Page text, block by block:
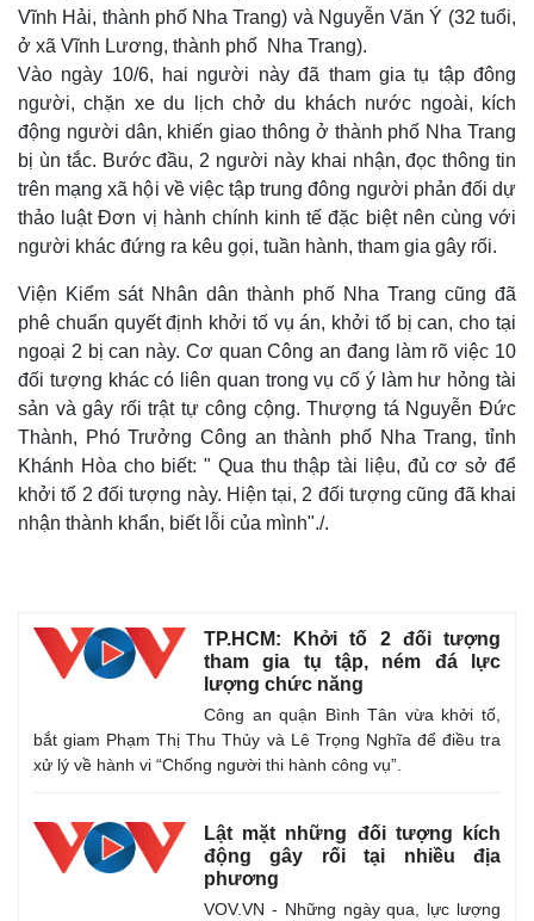
Thế giới
Cuộc sống đó đây
Hồ sơ
Multimedia
Video
Ảnh
E-Magazine
Vĩnh Hải, thành phố Nha Trang) và Nguyễn Văn Ý (32 tuổi,
ở xã Vĩnh Lương, thành phố Nha Trang).
Vào ngày 10/6, hai người này đã tham gia tụ tập đông
người, chặn xe du lịch chở du khách nước ngoài, kích
động người dân, khiến giao thông ở thành phố Nha Trang
bị ùn tắc. Bước đầu, 2 người này khai nhận, đọc thông tin
trên mạng xã hội về việc tập trung đông người phản đối dự
thảo luật Đơn vị hành chính kinh tế đặc biệt nên cùng với
người khác đứng ra kêu gọi, tuần hành, tham gia gây rối.
Viện Kiểm sát Nhân dân thành phố Nha Trang cũng đã
phê chuẩn quyết định khởi tố vụ án, khởi tố bị can, cho tại
ngoại 2 bị can này. Cơ quan Công an đang làm rõ việc 10
đối tượng khác có liên quan trong vụ cố ý làm hư hỏng tài
sản và gây rối trật tự công cộng. Thượng tá Nguyễn Đức
Thành, Phó Trưởng Công an thành phố Nha Trang, tỉnh
Khánh Hòa cho biết: " Qua thu thập tài liệu, đủ cơ sở để
khởi tố 2 đối tượng này. Hiện tại, 2 đối tượng cũng đã khai
nhận thành khẩn, biết lỗi của mình"./.
TP.HCM: Khởi tố 2 đối tượng
tham gia tụ tập, ném đá lực
lượng chức năng
Công an quận Bình Tân vừa khởi tố,
bắt giam Phạm Thị Thu Thủy và Lê Trọng Nghĩa để điều tra
xử lý về hành vi “Chống người thi hành công vụ”.
Lật mặt những đối tượng kích
động gây rối tại nhiều địa
phương
VOV.VN - Những ngày qua, lực lượng